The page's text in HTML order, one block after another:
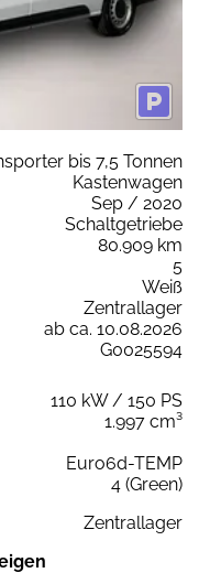
bis 7,5 Tonnen
Kastenwagen
Sep / 2020
Schaltgetriebe
80.909 km
5
Weiß
Zentrallager
ab ca. 10.08.2026
G0025594
110 kW / 150 PS
1.997 cm³
Euro6d-TEMP
4 (Green)
Zentrallager